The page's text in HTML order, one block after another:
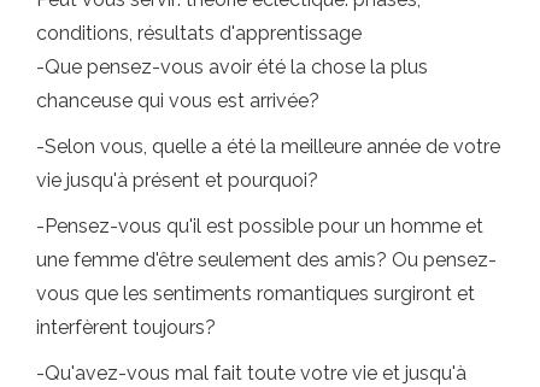
conditions, résultats d'apprentissage
-Que pensez-vous avoir été la chose la plus
chanceuse qui vous est arrivée?
-Selon vous, quelle a été la meilleure année de votre
vie jusqu'à présent et pourquoi?
-Pensez-vous qu'il est possible pour un homme et
une femme d'être seulement des amis? Ou pensez-
vous que les sentiments romantiques surgiront et
interfèrent toujours?
-Qu'avez-vous mal fait toute votre vie et jusqu'à